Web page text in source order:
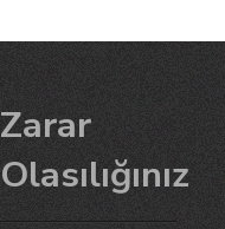
Zarar
Olasılığınız